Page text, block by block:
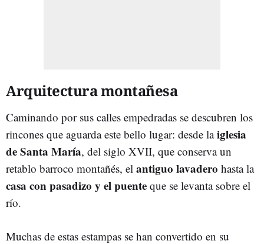
Arquitectura montañesa
Caminando por sus calles empedradas se descubren los
rincones que aguarda este bello lugar: desde laiglesia
de Santa María, del siglo XVII, que conserva un
retablo barroco montañés, el antiguo lavadero hasta la
casa con pasadizo y el puente que se levanta sobre el
río.
Muchas de estas estampas se han convertido en su